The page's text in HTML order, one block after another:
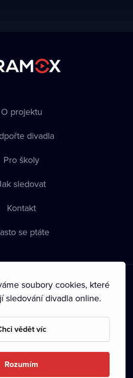
O projektu
divadla
Pro školy
sledovat
Kontakt
se ptáte
soukromí • Zásady používání
práva•
soubory cookies, které
sledování divadla online.
vědět víc
Rozumím